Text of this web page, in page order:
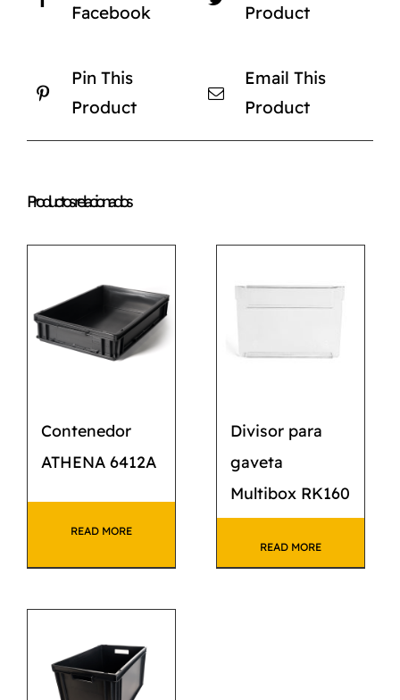
Facebook
Product
Pin This
Product
Email This
Product
Productos relacionados
Contenedor
ATHENA 6412A
READ MORE
Divisor para
gaveta
Multibox RK160
READ MORE